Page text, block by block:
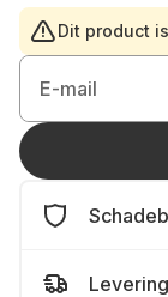
Dit product
E-mail